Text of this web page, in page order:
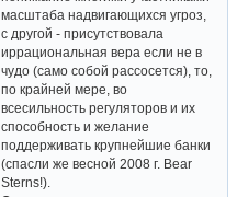
масштаба надвигающихся угроз,
с другой - присутствовала
иррациональная вера если не в
чудо (само собой рассосется), то,
по крайней мере, во
всесильность регуляторов и их
способность и желание
поддерживать крупнейшие банки
(спасли же весной 2008 г. Bear
Sterns!).